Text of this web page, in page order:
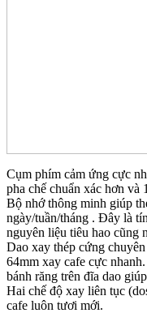
Cụm phím cảm ứng cực
pha chế chuẩn xác hơn và
Bộ nhớ thông minh giúp
ngày/tuần/tháng . Đây là
nguyên liệu tiêu hao cũng
Dao xay thép cứng
64mm xay cafe cực
bánh răng trên đĩa dao
Hai chế độ xay liên tục
cafe luôn tươi mới.